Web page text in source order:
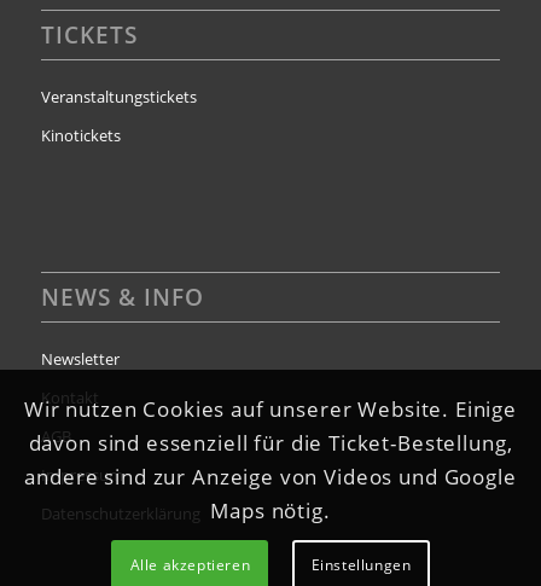
TICKETS
Veranstaltungstickets
Kinotickets
NEWS & INFO
Newsletter
Kontakt
AGB
Impressum
Datenschutzerklärung
Wir nutzen Cookies auf unserer Website. Einige
davon sind essenziell für die Ticket-Bestellung,
andere sind zur Anzeige von Videos und Google
Maps nötig.
Alle akzeptieren Einstellungen